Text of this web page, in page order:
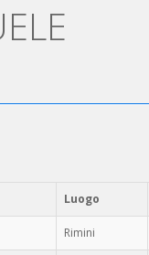
Luogo
Rimini